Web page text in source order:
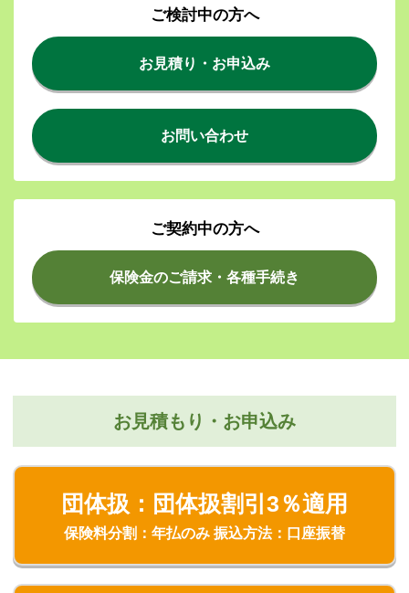
ご検討中の方へ
お見積り・お申込み
お問い合わせ
ご契約中の方へ
保険金のご請求・各種手続き
お見積もり・お申込み
団体扱：団体扱割引3％適用
保険料分割：年払のみ 振込方法：口座振替